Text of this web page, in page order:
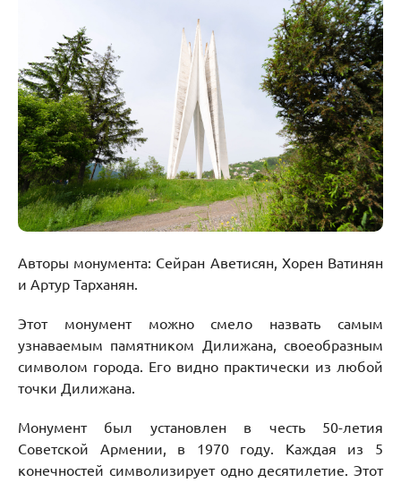
Авторы монумента: Сейран Аветисян, Хорен Ватинян
и Артур Тарханян.
Этот монумент можно смело назвать самым
узнаваемым памятником Дилижана, своеобразным
символом города. Его видно практически из любой
точки Дилижана.
Монумент был установлен в честь 50-летия
Советской Армении, в 1970 году. Каждая из 5
конечностей символизирует одно десятилетие. Этот